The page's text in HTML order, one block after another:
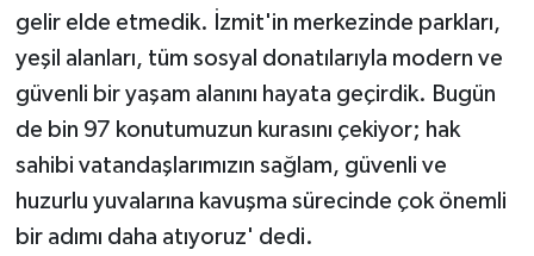
gelir elde etmedik. İzmit'in merkezinde parkları,
yeşil alanları, tüm sosyal donatılarıyla modern ve
güvenli bir yaşam alanını hayata geçirdik. Bugün
de bin 97 konutumuzun kurasını çekiyor; hak
sahibi vatandaşlarımızın sağlam, güvenli ve
huzurlu yuvalarına kavuşma sürecinde çok önemli
bir adımı daha atıyoruz' dedi.